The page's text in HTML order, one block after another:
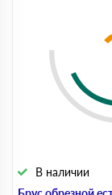
В наличии